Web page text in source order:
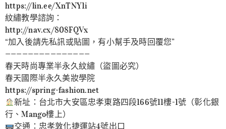
https://lin.ee/XnTNY1i
紋繡教學諮詢：
http://nav.cx/808FQVx
“加入後請先私訊或貼圖，有小幫手及時回覆您”
———————————————
春天時尚專業半永久紋繡（盜圖必究）
春天國際半永久美妝學院
https://spring-fashion.net
新址：台北市大安區忠孝東路四段166號11樓-1號（彰化銀
行、Mango樓上）
交通：忠孝敦化捷運站4號出口